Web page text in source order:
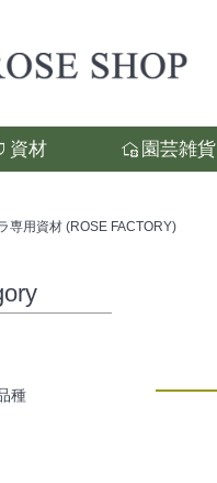
資材 園芸雑貨
検索
専用資材 (ROSE FACTORY)
種